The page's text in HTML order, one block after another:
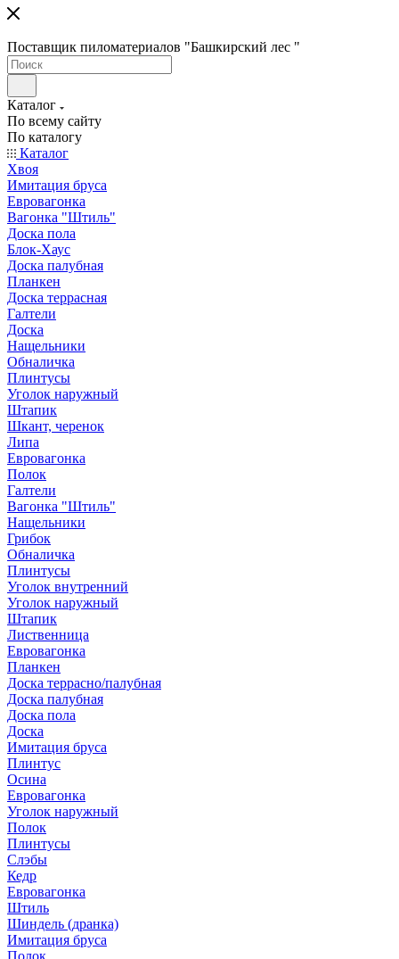
Поставщик пиломатериалов "Башкирский лес "
Каталог
По всему сайту
По каталогу
Каталог
Хвоя
Имитация бруса
Евровагонка
Вагонка "Штиль"
Доска пола
Блок-Хаус
Доска палубная
Планкен
Доска террасная
Галтели
Доска
Нащельники
Обналичка
Плинтусы
Уголок наружный
Штапик
Шкант, черенок
Липа
Евровагонка
Полок
Галтели
Вагонка "Штиль"
Нащельники
Грибок
Обналичка
Плинтусы
Уголок внутренний
Уголок наружный
Штапик
Лиственница
Евровагонка
Планкен
Доска террасно/палубная
Доска палубная
Доска пола
Доска
Имитация бруса
Плинтус
Осина
Евровагонка
Уголок наружный
Полок
Плинтусы
Слэбы
Кедр
Евровагонка
Штиль
Шиндель (дранка)
Имитация бруса
Полок